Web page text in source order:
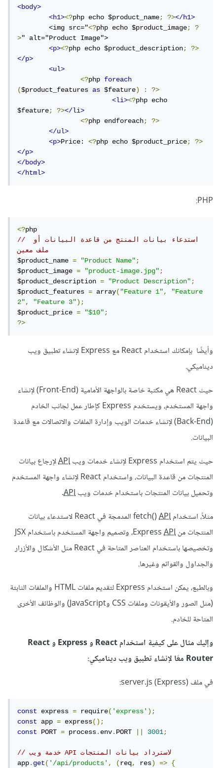
<body>
<h1><?php echo $product_name; ?></h1>
	<img src="
<?php echo $product_image;
?
>" alt="Product Image">
<p><?php echo $product_description;
?>
</p>
<ul>
<?php foreach
($product_features as $feature) :
?>
<li><?php echo
$feature; ?></li>
<?php endforeach;
?>
</ul>
<p>Price: <?php echo $product_price;
?>
</p>
</body>
</html>
PHP:
<?
// استدعاء بيانات المنتج من قاعدة البيانات أو
ملف معين
$product_name = "Product Name";
$product_image = "product-image.jpg";
$product_description = "Product Description";
$product_features = array("Feature 1",
"Feature
2", "Feature 3");
$product_price = "$10";
?>
وأيضًا بإمكانك استخدام React مع Express لإنشاء تطبيق ويب
ديناميكي.
حيث React هي مكتبة خاصة بالواجهة الأمامية (Front-End) لإنشاء
واجهة المستخدم، ويستخدم Express كإطار عمل لجانب الخادم
(Back-End) لإنشاء خدمات الويب وإدارة الملفات والاتصالات مع قاعدة
البيانات.
حيث يتم استخدام Express لإنشاء خدمات ويب
APIلإرجاع بيانات
المنتجات من قاعدة البيانات، واستخدام React لإنشاء واجهة المستخدم
وتحميل بيانات المنتجات باستخدام خدمات ويبAPI
.
مثلاً، استخدام fetch()API
المدمجة في React لاستدعاء بيانات
المنتجات من ExpressAPI
، وتصميم واجهة المستخدم باستخدام JSX
وتخصيصها باستخدام العناصر المتاحة في React مثل الأشكال والأزرار
والجداول والقوائم وغيرها.
وبالطبع، يمكن استخدام Express لتقديم ملفات HTML والملفات الثابتة
(مثل الصور والأيقونات وملفات CSS وJavaScript) والوظائف الأخرى
المتاحة للخادم.
وإليك مثال على كيفية استخدام React و Express و React
Router معًا لإنشاء تطبيق ويب ديناميكي:
في ملف server.js (Express):
const express = require('express');
const
app = express();
const
PORT = process.env.PORT 3001;
// خدمة ويب API لاسترداد بيانات المنتجات
app.get('/api/products', (req, res) =>
{